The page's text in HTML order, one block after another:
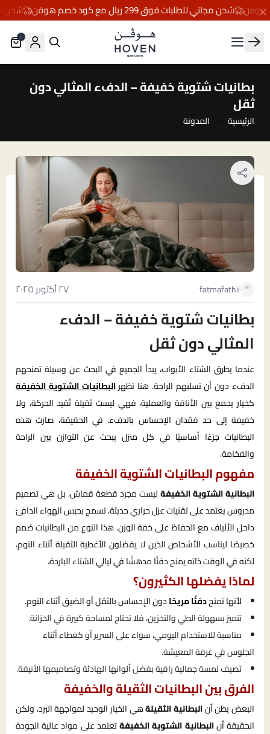
شحن مجاني للطلبات فوق 299 ريال مع كود خصم هوفن شحن مجاني
مفارش هوڤن
٠
بطانيات شتوية خفيفة – الدفء المثالي دون
ثقل
الرئيسية المدونة
fatmafathii ٢٧ أكتوبر ٢٠٢٥
بطانيات شتوية خفيفة – الدفء
المثالي دون ثقل
عندما يطرق الشتاء الأبواب، يبدأ الجميع في البحث عن وسيلة تمنحهم
الدفء دون أن تسلبهم الراحة. هنا تظهرالبطانيات الشتوية الخفيفة
كخيار يجمع بين الأناقة والعملية، فهي ليست ثقيلة تُقيد الحركة، ولا
خفيفة إلى حد فقدان الإحساس بالدفء. في الحقيقة، صارت هذه
البطانيات جزءًا أساسيًا في كل منزل يبحث عن التوازن بين الراحة
والفخامة.
مفهوم البطانيات الشتوية الخفيفة
البطانية الشتوية الخفيفةليست مجرد قطعة قماش، بل هي تصميم
مدروس يعتمد على تقنيات عزل حراري حديثة، تسمح بحبس الهواء الدافئ
داخل الألياف مع الحفاظ على خفة الوزن. هذا النوع من البطانيات صُمم
خصيصًا ليناسب الأشخاص الذين لا يفضلون الأغطية الثقيلة أثناء النوم،
لكنه في الوقت ذاته يمنح دفئًا مدهشًا في ليالي الشتاء الباردة.
لماذا يفضلها الكثيرون؟
لأنها تمنحدفئًا مريحًادون الإحساس بالثقل أو الضيق أثناء النوم.
تتميز بسهولة الطي والتخزين، فلا تحتاج لمساحة كبيرة في الخزانة.
مناسبة للاستخدام اليومي، سواء على السرير أو كغطاء أثناء
الجلوس في غرفة المعيشة.
تضيف لمسة جمالية راقية بفضل ألوانها الهادئة وتصاميمها الأنيقة.
الفرق بين البطانيات الثقيلة والخفيفة
البعض يظن أنالبطانية الثقيلةهي الخيار الوحيد لمواجهة البرد، ولكن
الحقيقة أنالبطانية الشتوية الخفيفةتعتمد على مواد عالية الجودة